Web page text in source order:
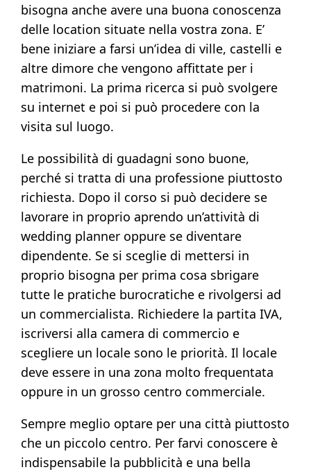
bisogna anche avere una buona conoscenza
delle location situate nella vostra zona. E’
bene iniziare a farsi un’idea di ville, castelli e
altre dimore che vengono affittate per i
matrimoni. La prima ricerca si può svolgere
su internet e poi si può procedere con la
visita sul luogo.
Le possibilità di guadagni sono buone,
perché si tratta di una professione piuttosto
richiesta. Dopo il corso si può decidere se
lavorare in proprio aprendo un’attività di
wedding planner oppure se diventare
dipendente. Se si sceglie di mettersi in
proprio bisogna per prima cosa sbrigare
tutte le pratiche burocratiche e rivolgersi ad
un commercialista. Richiedere la partita IVA,
iscriversi alla camera di commercio e
scegliere un locale sono le priorità. Il locale
deve essere in una zona molto frequentata
oppure in un grosso centro commerciale.
Sempre meglio optare per una città piuttosto
che un piccolo centro. Per farvi conoscere è
indispensabile la pubblicità e una bella